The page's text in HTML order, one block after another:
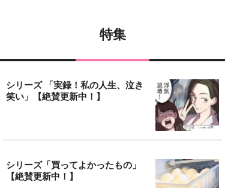
特集
シリーズ 「実録！私の人生、泣き
笑い」【絶賛更新中！】
シリーズ「買ってよかったもの」
【絶賛更新中！】